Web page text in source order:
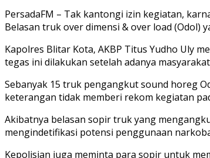
PersadaFM – Tak kantongi izin kegiatan,
Belasan truk over dimensi & over load
Kapolres Blitar Kota, AKBP Titus Yudho Uly
tegas ini dilakukan setelah adanya
Sebanyak 15 truk pengangkut sound horeg
keterangan tidak memberi rekom kegiatan
Akibatnya belasan sopir truk yang
mengindetifikasi potensi penggunaan
Kepolisian juga meminta para sopir untuk